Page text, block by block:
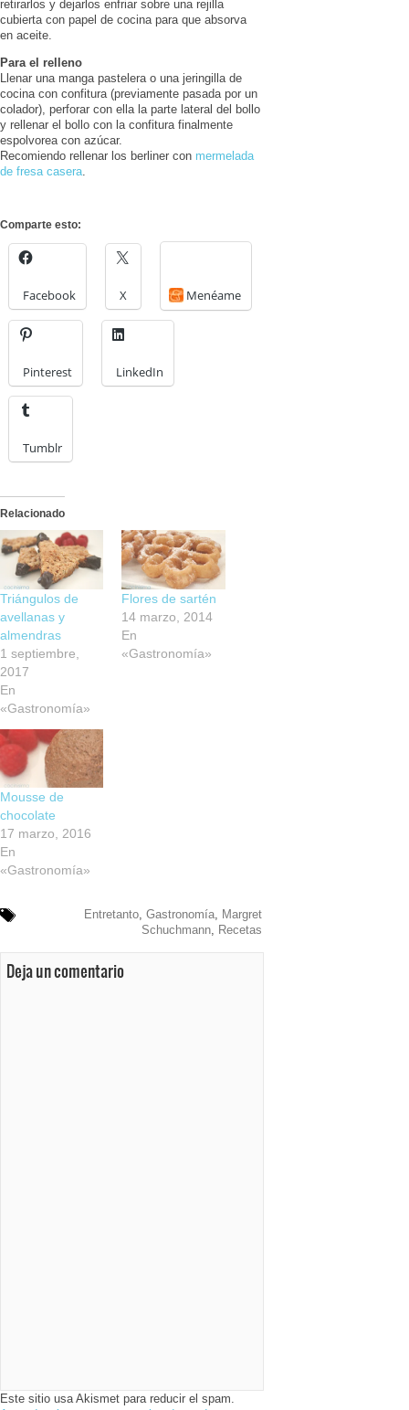
retirarlos y dejarlos enfriar sobre una rejilla
cubierta con papel de cocina para que absorva
en aceite.
Para el relleno
Llenar una manga pastelera o una jeringilla de
cocina con confitura (previamente pasada por un
colador), perforar con ella la parte lateral del bollo
y rellenar el bollo con la confitura finalmente
espolvorea con azúcar.
Recomiendo rellenar los berliner con mermelada
de fresa casera
Comparte esto:
Facebook X Menéame
Pinterest LinkedIn
Tumblr
Relacionado
Triángulos de
avellanas y
almendras
1 septiembre,
2017
En
«Gastronomía»
Flores de sartén
14 marzo, 2014
En
«Gastronomía»
Mousse de
chocolate
17 marzo, 2016
En
«Gastronomía»
Entretanto, Gastronomía, Margret
Schuchmann, Recetas
Deja un comentario
Este sitio usa Akismet para reducir el spam.